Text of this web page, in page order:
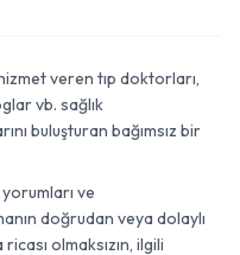
veren tıp doktorları,
vb. sağlık
buluşturan bağımsız bir
ve
doğrudan veya dolaylı
olmaksızın, ilgili